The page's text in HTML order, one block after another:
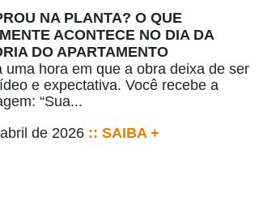
NA PLANTA? O QUE
ACONTECE NO DIA DA
DO APARTAMENTO
uma hora em que a obra deixa de ser
e expectativa. Você recebe a
“Sua...
de 2026:: SAIBA +